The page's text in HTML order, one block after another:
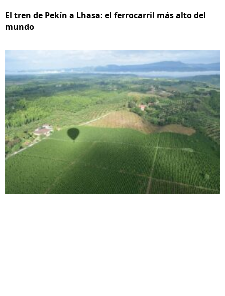
El tren de Pekín a Lhasa: el ferrocarril más alto del
mundo